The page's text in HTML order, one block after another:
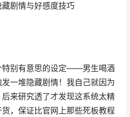
剧情与好感度技巧
特别有意思的设定——男生喝酒
一堆隐藏剧情！我自己就因为
来研究透了才发现这系统太精
，保证比官网上那些死板教程